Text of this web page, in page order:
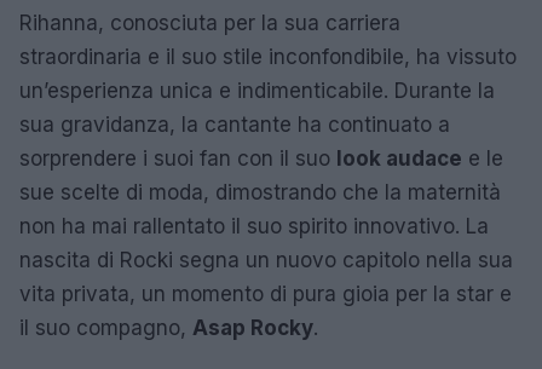
Rihanna, conosciuta per la sua carriera
straordinaria e il suo stile inconfondibile, ha vissuto
un’esperienza unica e indimenticabile. Durante la
sua gravidanza, la cantante ha continuato a
sorprendere i suoi fan con il suo look audace e le
sue scelte di moda, dimostrando che la maternità
non ha mai rallentato il suo spirito innovativo. La
nascita di Rocki segna un nuovo capitolo nella sua
vita privata, un momento di pura gioia per la star e
il suo compagno, Asap Rocky.